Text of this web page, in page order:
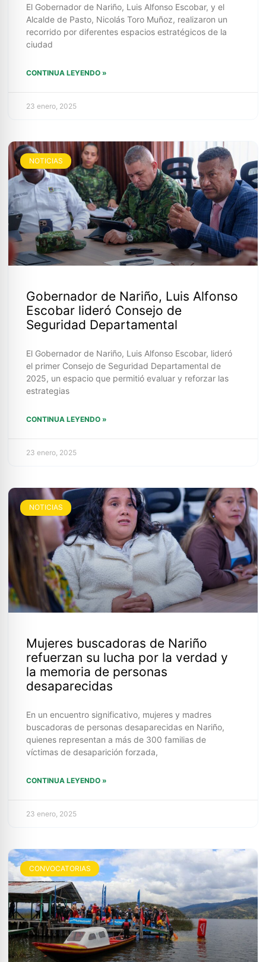
El Gobernador de Nariño, Luis Alfonso Escobar, y el
Alcalde de Pasto, Nicolás Toro Muñoz, realizaron un
recorrido por diferentes espacios estratégicos de la
ciudad
CONTINUA LEYENDO »
23 enero, 2025
NOTICIAS
Gobernador de Nariño, Luis Alfonso
Escobar lideró Consejo de
Seguridad Departamental
El Gobernador de Nariño, Luis Alfonso Escobar, lideró
el primer Consejo de Seguridad Departamental de
2025, un espacio que permitió evaluar y reforzar las
estrategias
CONTINUA LEYENDO »
23 enero, 2025
NOTICIAS
Mujeres buscadoras de Nariño
refuerzan su lucha por la verdad y
la memoria de personas
desaparecidas
En un encuentro significativo, mujeres y madres
buscadoras de personas desaparecidas en Nariño,
quienes representan a más de 300 familias de
víctimas de desaparición forzada,
CONTINUA LEYENDO »
23 enero, 2025
CONVOCATORIAS